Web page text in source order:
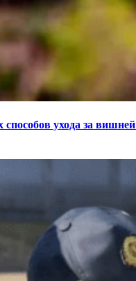
ухода за вишней